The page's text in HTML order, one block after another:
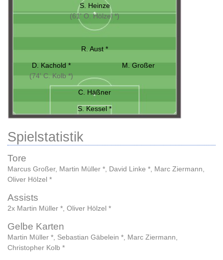
S. Heinze
(61' O. Hölzel *)
R. Aust *
D. Kachold *
(74' C. Kolb *)
M. Großer
C. Häßner
S. Kessel *
Spielstatistik
Tore
Marcus Großer, Martin Müller * David Linke * Marc Ziermann
Oliver Hölzel *
Assists
2x Martin Müller * Oliver Hölzel *
Gelbe Karten
Martin Müller * Sebastian Gäbelein * Marc Ziermann
Christopher Kolb *